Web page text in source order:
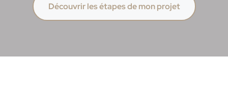
Découvrir les étapes de mon projet